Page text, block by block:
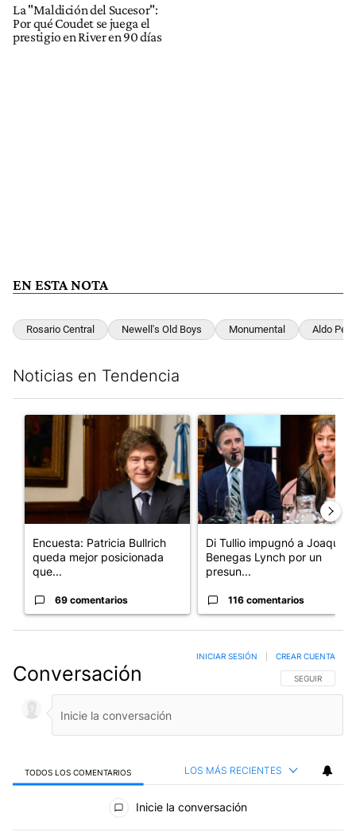
La "Maldición del Sucesor":
Por qué Coudet se juega el
prestigio en River en 90 días
EN ESTA NOTA
Rosario Central Newell's Old Boys Monumental Aldo
Noticias en Tendencia
Un artículo de tendencia con el título "Encuesta: Patricia
Encuesta: Patricia Bullrich
queda mejor posicionada
que...
69 comentarios
Un artículo de tendencia con
Di Tullio impugnó a Joaquín
Benegas Lynch por un
presun...
116 comentarios
Conversación SIGA ESTA
SEGUIR
INICIAR SESIÓN CREAR CUENTA
TODOS LOS COMENTARIOS LOS MÁS RECIENTES
Todos los comentarios
Inicie la conversación